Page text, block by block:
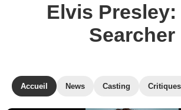
Elvis Presley:
Searcher
Accueil News Casting